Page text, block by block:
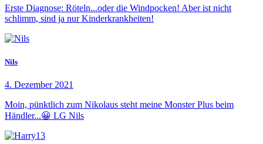
Erste Diagnose: Röteln...oder die Windpocken! Aber ist nicht
schlimm, sind ja nur Kinderkrankheiten!
Nils
4. Dezember 2021
Moin, pünktlich zum Nikolaus steht meine Monster Plus beim
Händler...😀 LG Nils